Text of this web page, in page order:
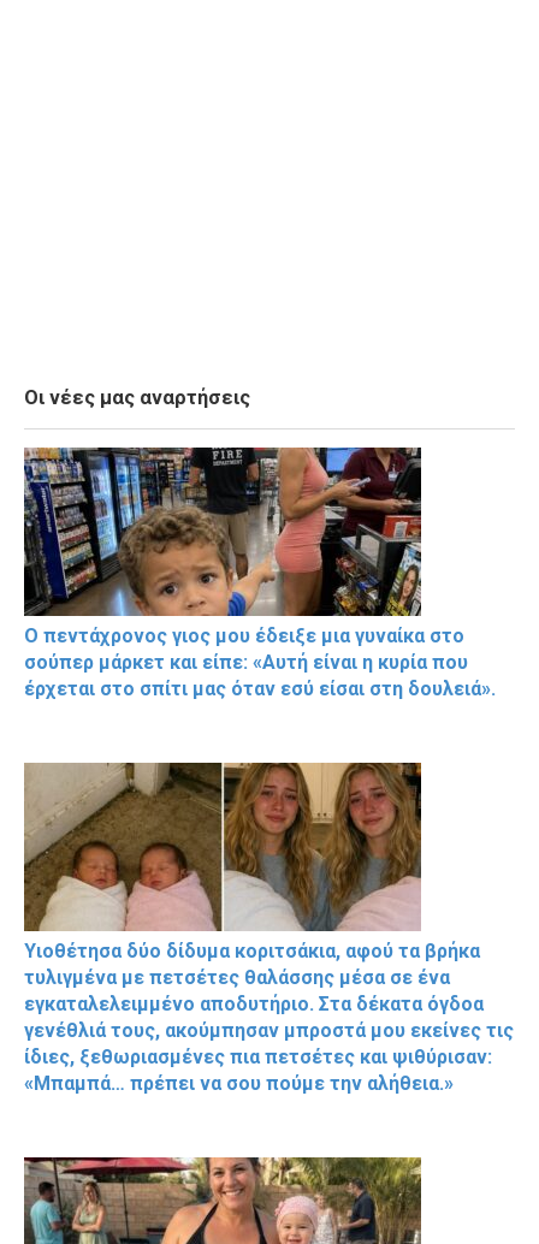
Οι νέες μας αναρτήσεις
Ο πεντάχρονος γιος μου έδειξε μια γυναίκα στο
σούπερ μάρκετ και είπε: «Αυτή είναι η κυρία που
έρχεται στο σπίτι μας όταν εσύ είσαι στη δουλειά».
Υιοθέτησα δύο δίδυμα κοριτσάκια, αφού τα βρήκα
τυλιγμένα με πετσέτες θαλάσσης μέσα σε ένα
εγκαταλελειμμένο αποδυτήριο. Στα δέκατα όγδοα
γενέθλιά τους, ακούμπησαν μπροστά μου εκείνες τις
ίδιες, ξεθωριασμένες πια πετσέτες και ψιθύρισαν:
«Μπαμπά… πρέπει να σου πούμε την αλήθεια.»